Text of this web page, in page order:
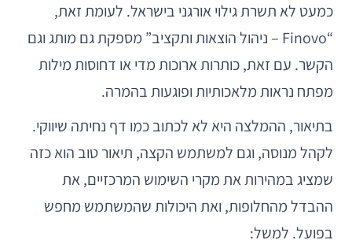
כמעט לא תשרת גילוי אורגני בישראל. לעומת זאת,
“Finovo – ניהול הוצאות ותקציב” מספקת גם מותג וגם
הקשר. עם זאת, כותרות ארוכות מדי או דחוסות מילות
מפתח נראות מלאכותיות ופוגעות בהמרה.
בתיאור, ההמלצה היא לא לכתוב כמו דף נחיתה שיווקי.
לקהל מנוסה, וגם למשתמש הקצה, תיאור טוב הוא כזה
שמציג במהירות את מקרי השימוש המרכזיים, את
ההבדל מהחלופות, ואת היכולות שהמשתמש מחפש
בפועל. למשל: